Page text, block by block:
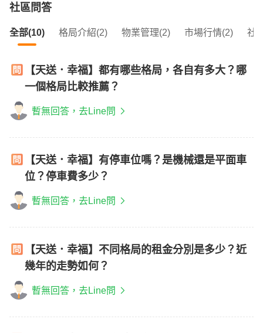
社區問答
全部(10) 格局介紹(2) 物業管理(2) 市場行情(2) 社
【天送．幸福】都有哪些格局，各自有多大？哪
一個格局比較推薦？
暫無回答，去Line問
【天送．幸福】有停車位嗎？是機械還是平面車
位？停車費多少？
暫無回答，去Line問
【天送．幸福】不同格局的租金分別是多少？近
幾年的走勢如何？
暫無回答，去Line問